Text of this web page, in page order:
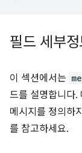
필드 세부
이 섹션에서는
드를 설명합니다.
메시지를 정의하
를 참고하세요.